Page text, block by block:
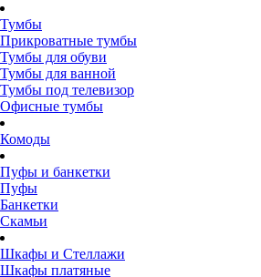
Тумбы
Прикроватные тумбы
Тумбы для обуви
Тумбы для ванной
Тумбы под телевизор
Офисные тумбы
Комоды
Пуфы и банкетки
Пуфы
Банкетки
Скамьи
Шкафы и Стеллажи
Шкафы платяные